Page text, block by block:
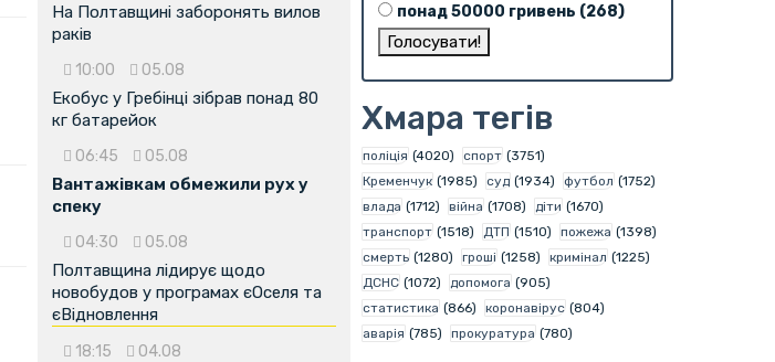
На Полтавщині заборонять вилов
раків
10:00 05.08
Екобус у Гребінці зібрав понад 80
кг батарейок
06:45 05.08
Вантажівкам обмежили рух у
спеку
04:30 05.08
Полтавщина лідирує щодо
новобудов у програмах єОселя та
єВідновлення
18:15 04.08
понад 50000 гривень (268)
Хмара тегів
поліція (4020) спорт (3751)
Кременчук (1985) суд (1934) футбол (1752)
влада (1712) війна (1708) діти (1670)
транспорт (1518) ДТП (1510) пожежа (1398)
смерть (1280) гроші (1258) кримінал (1225)
ДСНС (1072) допомога (905)
статистика (866) коронавірус (804)
аварія (785) прокуратура (780)